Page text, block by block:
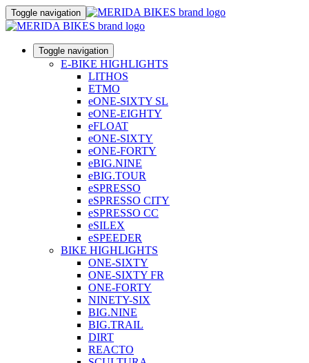
Toggle navigation
Toggle navigation
E-BIKE HIGHLIGHTS
LITHOS
ETMO
eONE-SIXTY SL
eONE-EIGHTY
eFLOAT
eONE-SIXTY
eONE-FORTY
eBIG.NINE
eBIG.TOUR
eSPRESSO
eSPRESSO CITY
eSPRESSO CC
eSILEX
eSPEEDER
BIKE HIGHLIGHTS
ONE-SIXTY
ONE-SIXTY FR
ONE-FORTY
NINETY-SIX
BIG.NINE
BIG.TRAIL
DIRT
REACTO